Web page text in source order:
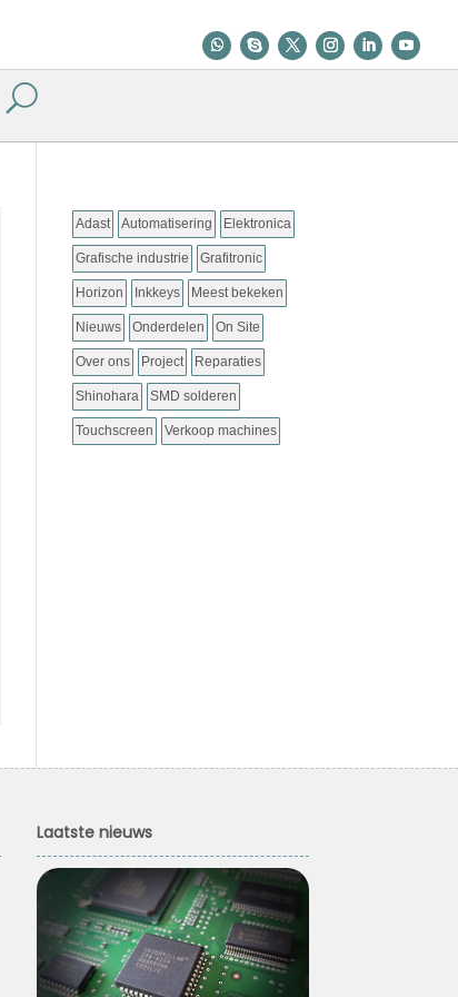
Adast Automatisering Elektronica
Grafische industrie Grafitronic
Horizon Inkkeys Meest bekeken
Nieuws Onderdelen On Site
Over ons Project Reparaties
Shinohara SMD solderen
Touchscreen Verkoop machines
Laatste nieuws